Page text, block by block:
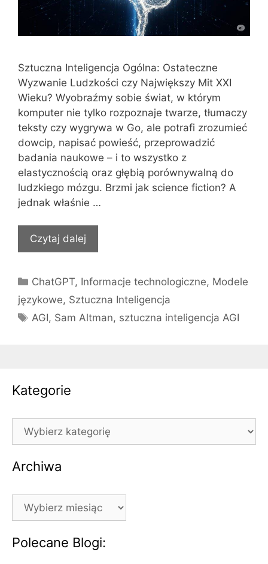
Sztuczna Inteligencja Ogólna: Ostateczne
Wyzwanie Ludzkości czy Największy Mit XXI
Wieku? Wyobraźmy sobie świat, w którym
komputer nie tylko rozpoznaje twarze, tłumaczy
teksty czy wygrywa w Go, ale potrafi zrozumieć
dowcip, napisać powieść, przeprowadzić
badania naukowe – i to wszystko z
elastycznością oraz głębią porównywalną do
ludzkiego mózgu. Brzmi jak science fiction? A
jednak właśnie …
Czytaj dalej
Kategorie
ChatGPT, Informacje technologiczne, Modele
językowe, Sztuczna Inteligencja
Tagi
AGI, Sam Altman, sztuczna inteligencja AGI
Kategorie
Kategorie
Archiwa
Archiwa
Polecane Blogi: